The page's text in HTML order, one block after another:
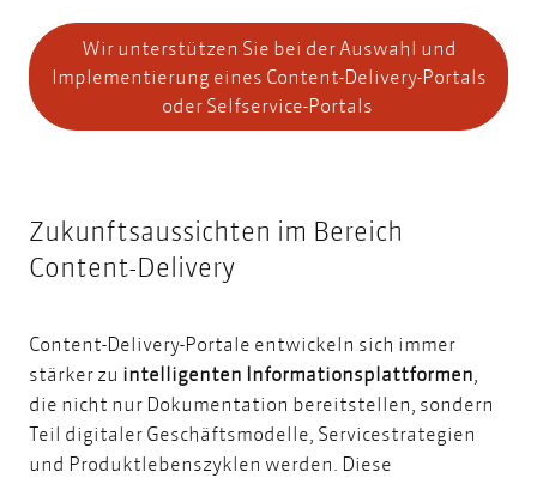
Wir unterstützen Sie bei der Auswahl und
Implementierung eines Content-Delivery-Portals
oder Selfservice-Portals
Zukunftsaussichten im Bereich
Content-Delivery
Content-Delivery-Portale entwickeln sich immer
stärker zu intelligenten Informationsplattformen,
die nicht nur Dokumentation bereitstellen, sondern
Teil digitaler Geschäftsmodelle, Servicestrategien
und Produktlebenszyklen werden. Diese